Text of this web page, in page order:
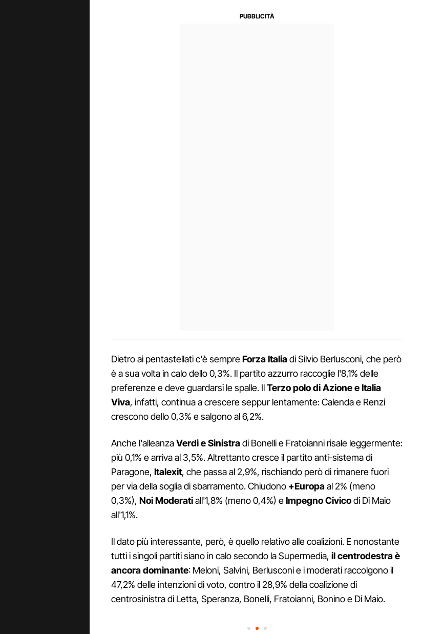
Dietro ai pentastellati c'è sempreForza Italiadi Silvio Berlusconi, che però
è a sua volta in calo dello 0,3%. Il partito azzurro raccoglie l'8,1% delle
preferenze e deve guardarsi le spalle. IlTerzo polo di Azione e Italia
Viva, infatti, continua a crescere seppur lentamente: Calenda e Renzi
crescono dello 0,3% e salgono al 6,2%.
Anche l'alleanzaVerdi e Sinistradi Bonelli e Fratoianni risale leggermente:
più 0,1% e arriva al 3,5%. Altrettanto cresce il partito anti-sistema di
Paragone, Italexit, che passa al 2,9%, rischiando però di rimanere fuori
per via della soglia di sbarramento. Chiudono +Europaal 2% (meno
0,3%), Noi Moderatiall'1,8% (meno 0,4%) eImpegno Civicodi Di Maio
all'1,1%.
Il dato più interessante, però, è quello relativo alle coalizioni. E nonostante
tutti i singoli partiti siano in calo secondo la Supermedia, il centrodestra è
ancora dominante: Meloni, Salvini, Berlusconi e i moderati raccolgono il
47,2% delle intenzioni di voto, contro il 28,9% della coalizione di
centrosinistra di Letta, Speranza, Bonelli, Fratoianni, Bonino e Di Maio.